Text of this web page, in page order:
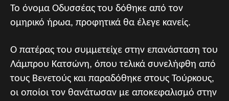
Το όνομα Οδυσσέας του δόθηκε από τον
ομηρικό ήρωα, προφητικά θα έλεγε κανείς.
Ο πατέρας του συμμετείχε στην επανάσταση του
Λάμπρου Κατσώνη, όπου τελικά συνελήφθη από
τους Βενετούς και παραδόθηκε στους Τούρκους,
οι οποίοι τον θανάτωσαν με αποκεφαλισμό στην